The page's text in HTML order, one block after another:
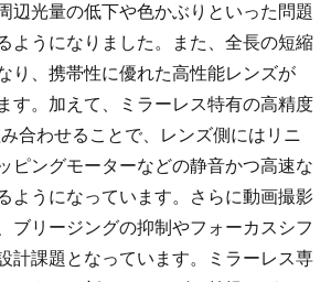
辺光量の低下や色かぶりといった問題
ようになりました。また、全長の短縮
り、携帯性に優れた高性能レンズが
す。加えて、ミラーレス特有の高精度
合わせることで、レンズ側にはリニ
ピングモーターなどの静音かつ高速な
ようになっています。さらに動画撮影
ブリージングの抑制やフォーカスシフ
計課題となっています。ミラーレス専